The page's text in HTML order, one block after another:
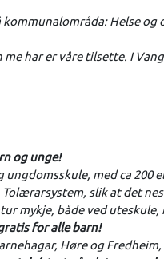
kommunalområda: Helse
har er våre tilsette. I
og unge!
ungdomsskule, med ca
Tolærarsystem, slik at det
mykje, både ved
for alle barn!
Høre og